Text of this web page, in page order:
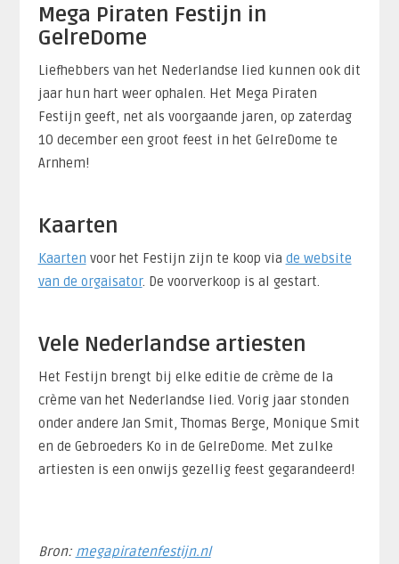
Mega Piraten Festijn in
GelreDome
Liefhebbers van het Nederlandse lied kunnen ook dit
jaar hun hart weer ophalen. Het Mega Piraten
Festijn geeft, net als voorgaande jaren, op zaterdag
10 december een groot feest in het GelreDome te
Arnhem!
Kaarten
Kaarten voor het Festijn zijn te koop via de website
van de orgaisator. De voorverkoop is al gestart.
Vele Nederlandse artiesten
Het Festijn brengt bij elke editie de crème de la
crème van het Nederlandse lied. Vorig jaar stonden
onder andere Jan Smit, Thomas Berge, Monique Smit
en de Gebroeders Ko in de GelreDome. Met zulke
artiesten is een onwijs gezellig feest gegarandeerd!
Bron: megapiratenfestijn.nl